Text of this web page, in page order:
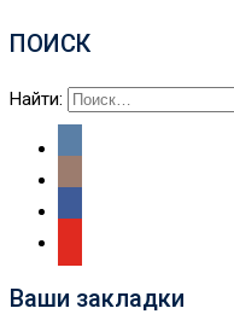
ПОИСК
Найти:
Ваши закладки